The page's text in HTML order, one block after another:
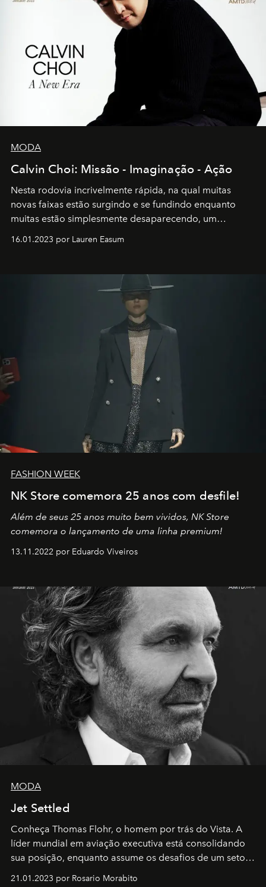
MODA
Calvin Choi: Missão - Imaginação - Ação
Nesta rodovia incrivelmente rápida, na qual muitas
novas faixas estão surgindo e se fundindo enquanto
muitas estão simplesmente desaparecendo, um
transportador AMTD abrindo caminho para muitos
por propósitos, com um claro senso de missão na vida e
16.01.2023 por Lauren Easum
FASHION WEEK
NK Store comemora 25 anos com desfile!
Além de seus 25 anos muito bem vividos, NK Store
comemora o lançamento de uma linha premium!
13.11.2022 por Eduardo Viveiros
MODA
Jet Settled
Conheça Thomas Flohr, o homem por trás do Vista. A
líder mundial em aviação executiva está consolidando
sua posição, enquanto assume os desafios de um setor
em rápida evolução e redefinindo o conceito de luxo
21.01.2023 por Rosario Morabito